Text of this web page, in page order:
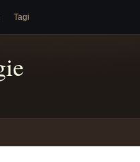
Tagi